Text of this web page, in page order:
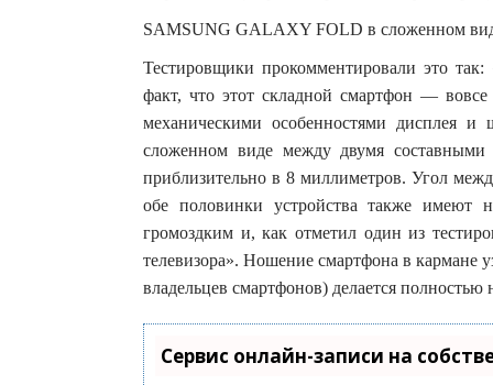
SAMSUNG GALAXY FOLD в сложенном
Тестировщики прокомментировали это
факт, что этот складной смартфон —
механическими особенностями дисплея
сложенном виде между двумя составными
приблизительно в 8 миллиметров. Угол
обе половинки устройства также имеют
громоздким и, как отметил один из
телевизора». Ношение смартфона в кармане
владельцев смартфонов) делается
Сервис онлайн-записи на